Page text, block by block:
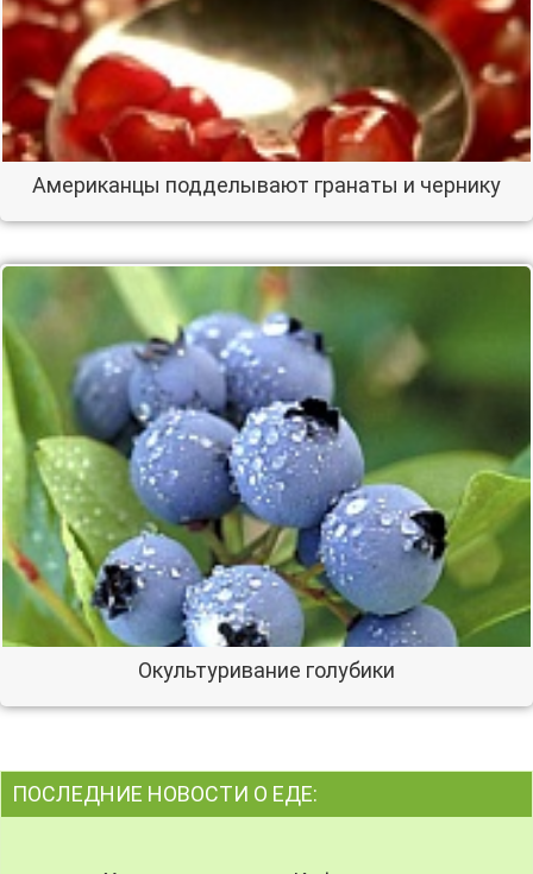
Американцы подделывают гранаты и чернику
Окультуривание голубики
ПОСЛЕДНИЕ НОВОСТИ О ЕДЕ: